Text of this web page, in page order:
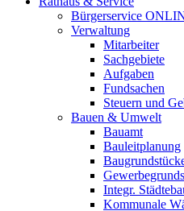
Bürgerservice
Verwaltung
Mitarbeiter
Sachgebiete
Aufgaben
Fundsachen
Steuern und
Bauen & Umwelt
Bauamt
Bauleitplanung
Integr.
Kommunale